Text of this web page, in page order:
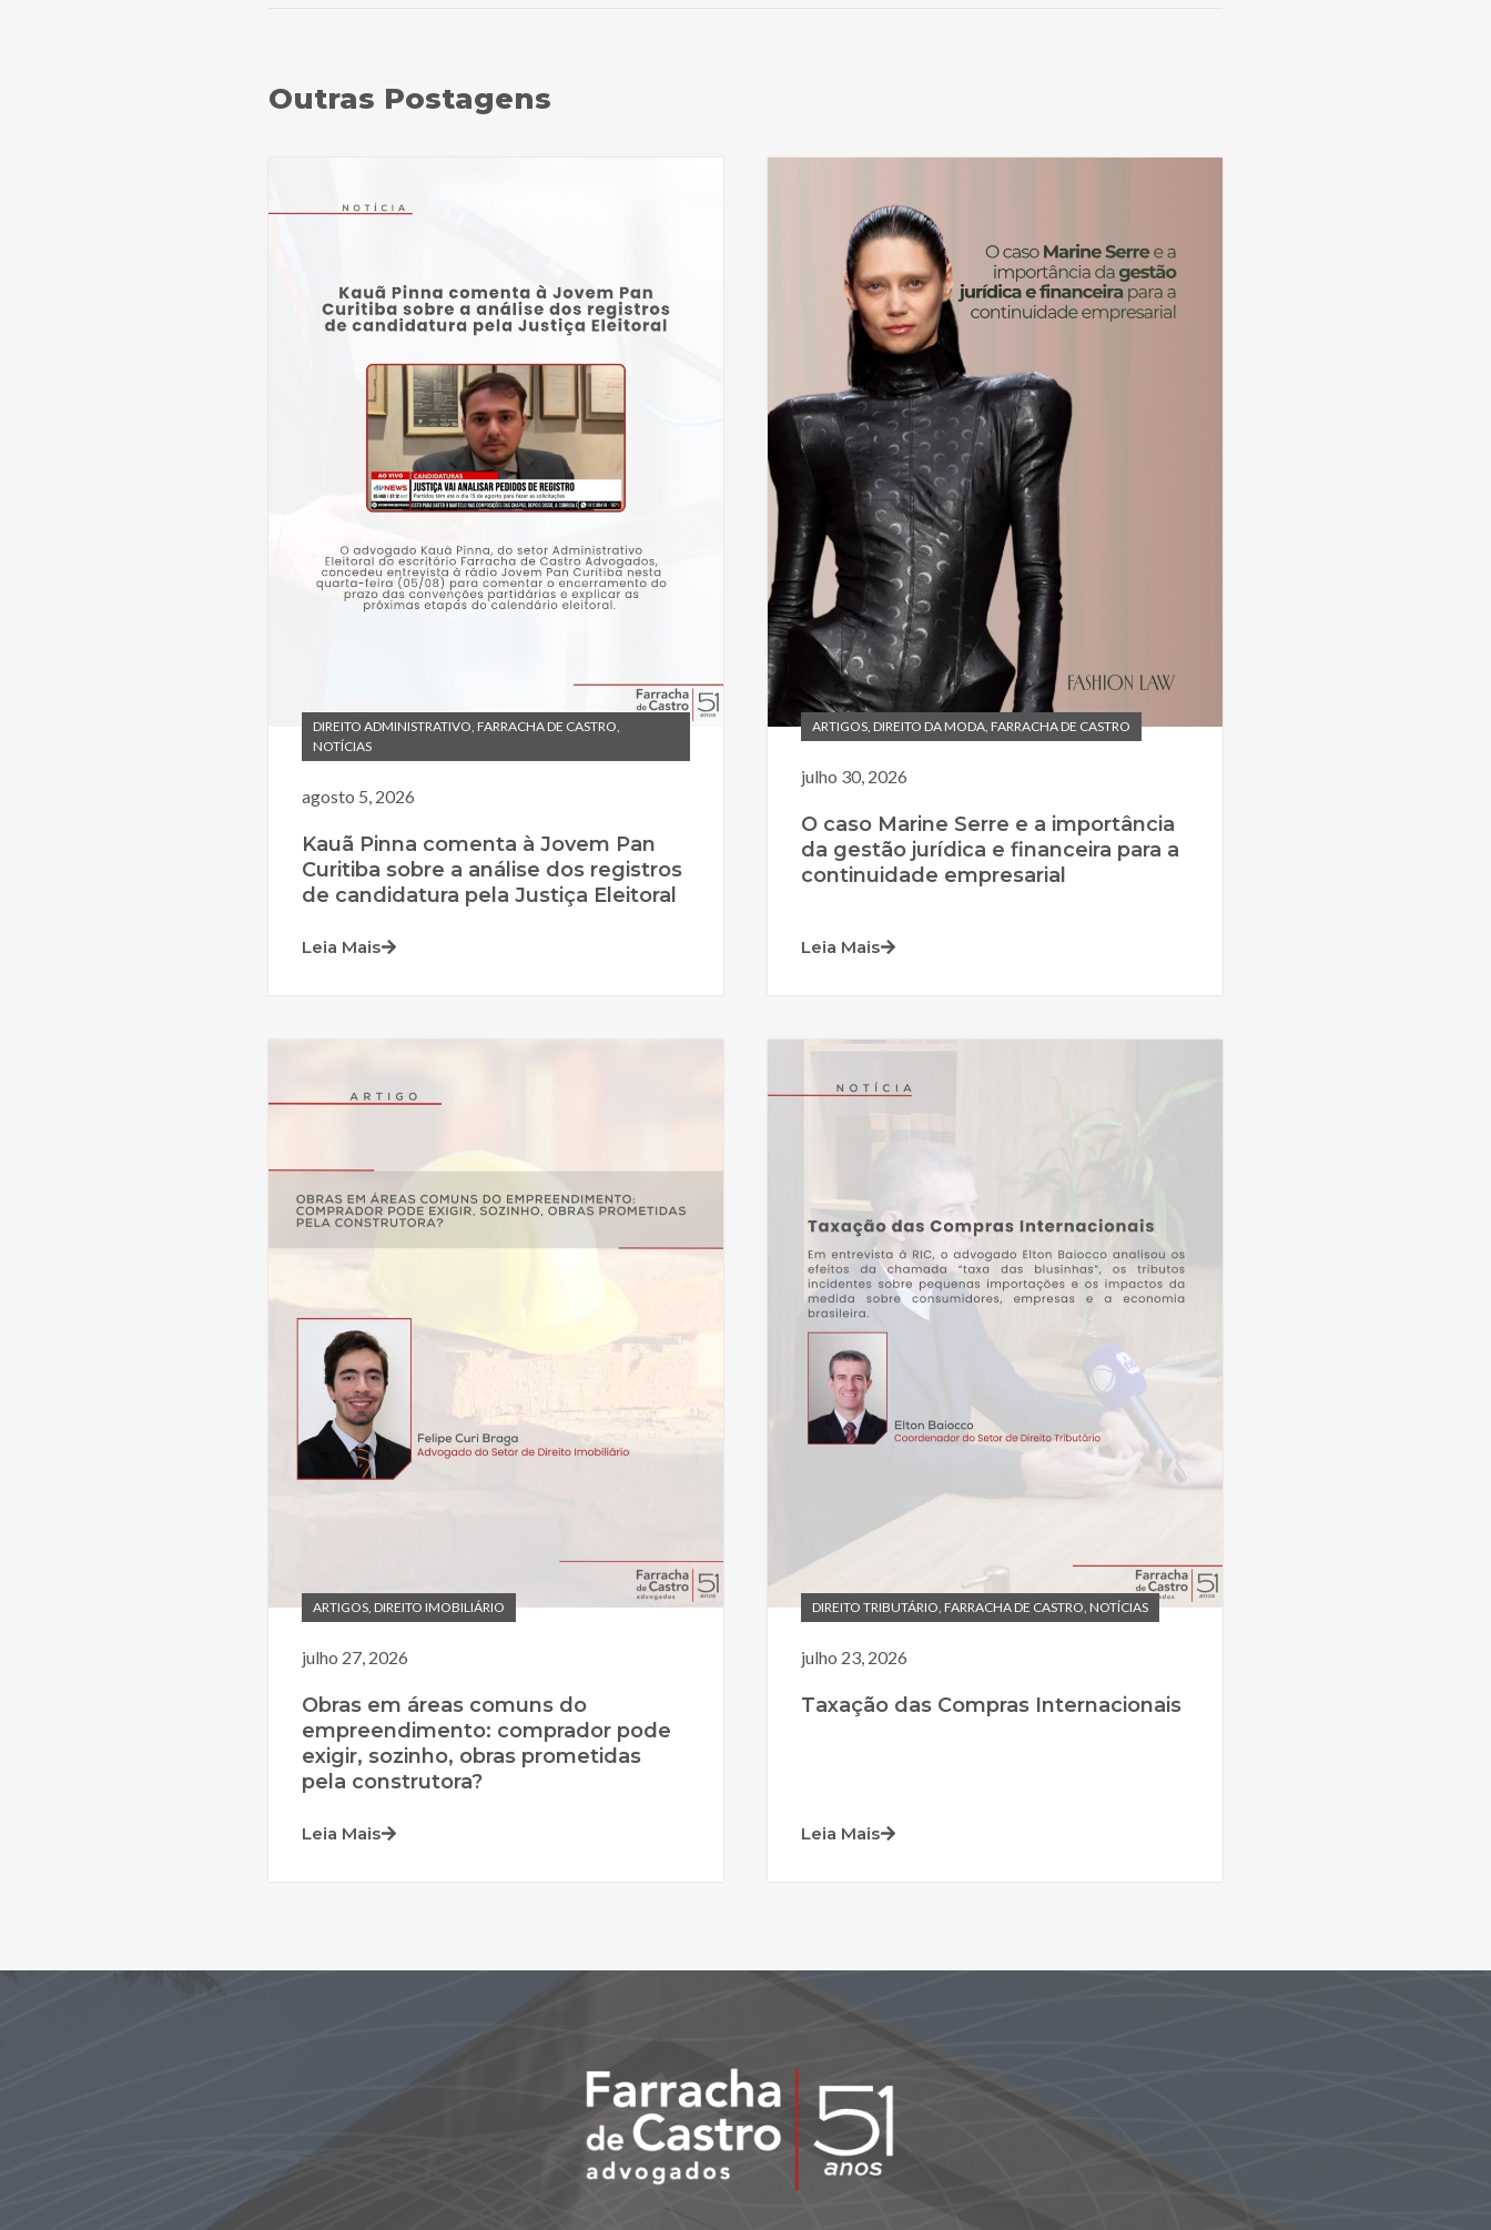
Outras Postagens
DIREITO ADMINISTRATIVO FARRACHA DE CASTRO
NOTÍCIAS
agosto 5, 2026
Kauã Pinna comenta à Jovem Pan
Curitiba sobre a análise dos registros
de candidatura pela Justiça Eleitoral
Leia Mais
ARTIGOS DIREITO DA MODA FARRACHA DE CASTRO
julho 30, 2026
O caso Marine Serre e a importância
da gestão jurídica e financeira para a
continuidade empresarial
Leia Mais
ARTIGOS, DIREITO IMOBILIÁRIO
julho 27, 2026
Obras em áreas comuns do
empreendimento: comprador pode
exigir, sozinho, obras prometidas
pela construtora?
Leia Mais
DIREITO TRIBUTÁRIO, FARRACHA DE CASTRO, NOTÍCIAS
julho 23, 2026
Taxação das Compras Internacionais
Leia Mais